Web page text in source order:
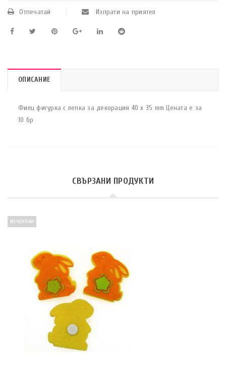
Отпечатай Изпрати на приятел
ОПИСАНИЕ
Филц фигурка с лепка за декорация 40 x 35 mm Цената е за
10 бр
СВЪРЗАНИ ПРОДУКТИ
ИЗЧЕРПАН